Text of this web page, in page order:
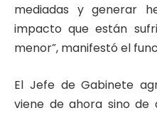
mediadas y generar
impacto que están
menor”, manifestó el
El Jefe de Gabinete
viene de ahora sino de